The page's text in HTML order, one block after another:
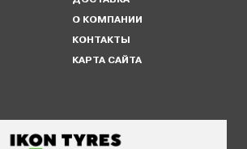
О КОМПАНИИ
КОНТАКТЫ
КАРТА САЙТА